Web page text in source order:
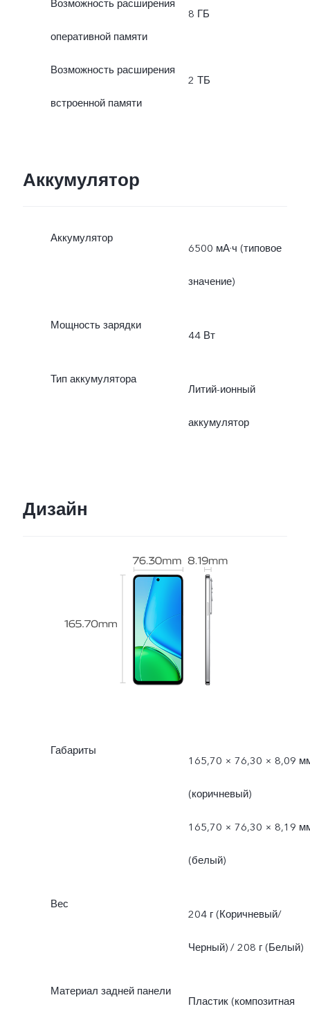
Возможность расширения
оперативной памяти
8 ГБ
Возможность расширения
встроенной памяти
2 ТБ
Аккумулятор
Аккумулятор
6500 мА·ч (типовое
значение)
Мощность зарядки
44 Вт
Тип аккумулятора
Литий-ионный
аккумулятор
Дизайн
Габариты
165,70 × 76,30 × 8,09
(коричневый)
165,70 × 76,30 × 8,19
(белый)
Вес
204 г (Коричневый/
Черный) / 208 г (Белый)
Материал задней панели
Пластик (композитная